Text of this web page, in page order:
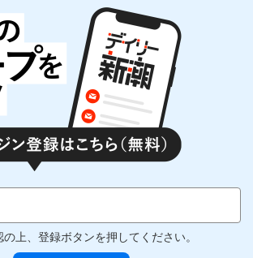
の上、登録ボタンを押してください。